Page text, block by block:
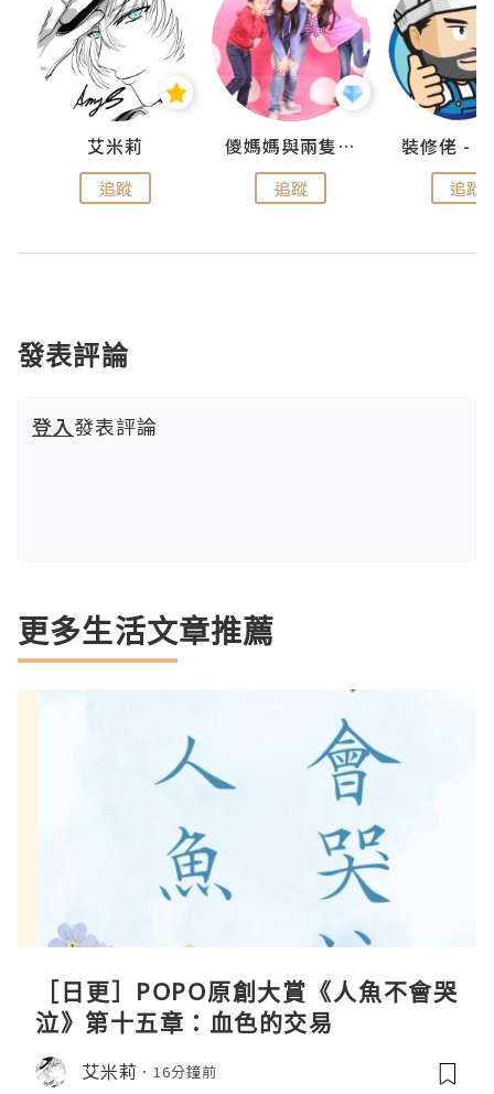
艾米莉
追蹤
儍媽媽與兩隻小魔怪之家
追蹤 追蹤
發表評論
登入發表評論
更多生活文章推薦
［日更］POPO原創大賞《人魚不會哭
泣》第十五章：血色的交易
艾米莉 16分鐘前